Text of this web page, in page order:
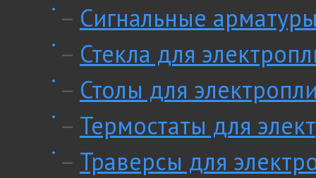
– Сигнальные
– Стекла для
– Столы для
– Термостаты для
– Траверсы для